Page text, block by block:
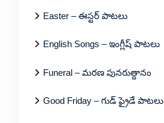
Easter – ఈస్టర్ పాటలు
English Songs – ఇంగ్లీష్ పాటలు
Funeral – మరణ పునరుత్దానం
Good Friday – గుడ్ ఫ్రైడే పాటలు